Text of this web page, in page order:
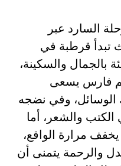
السارد عبر
تبدأ قرطبة في
بالجمال والسكينة،
فارس يسعى
الوسائل، وفي نضجه
والشعر، أما
مرارة الواقع،
والرحمة يتمنى أن